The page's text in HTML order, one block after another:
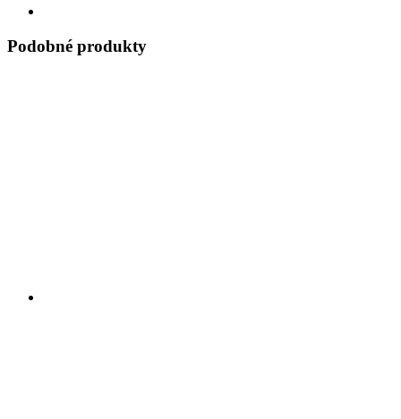
Podobné produkty